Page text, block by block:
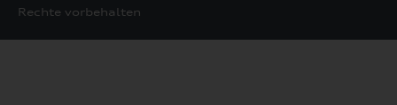
Rechte vorbehalten